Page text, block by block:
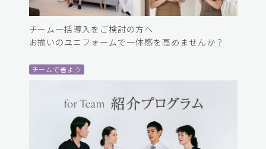
チーム一括導入をご検討の方へ
お揃いのユニフォームで一体感を高めませんか？
チームで着よう